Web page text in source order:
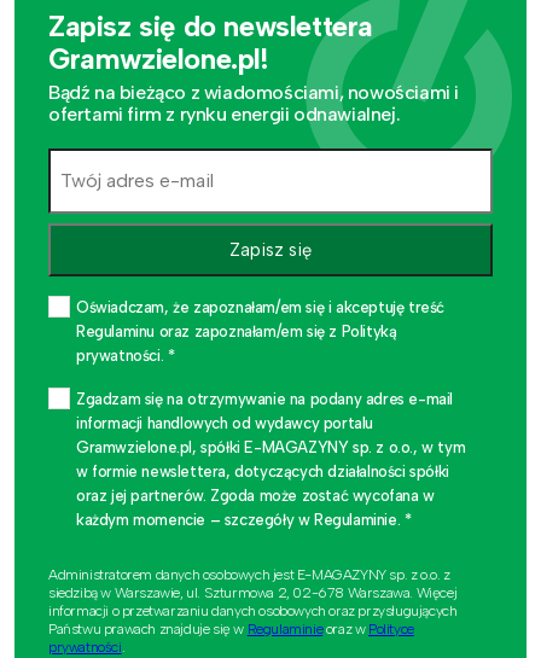
Zapisz się do newslettera
Gramwzielone.pl!
Bądź na bieżąco z wiadomościami, nowościami i
ofertami firm z rynku energii odnawialnej.
Zapisz się
Oświadczam, że zapoznałam/em się i akceptuję treść
Regulaminu oraz zapoznałam/em się z Polityką
prywatności. *
Zgadzam się na otrzymywanie na podany adres e-mail
informacji handlowych od wydawcy portalu
Gramwzielone.pl, spółki E-MAGAZYNY sp. z o.o., w tym
w formie newslettera, dotyczących działalności spółki
oraz jej partnerów. Zgoda może zostać wycofana w
każdym momencie – szczegóły w Regulaminie. *
Administratorem danych osobowych jest E-MAGAZYNY sp. z o.o. z
siedzibą w Warszawie, ul. Szturmowa 2, 02-678 Warszawa. Więcej
informacji o przetwarzaniu danych osobowych oraz przysługujących
Państwu prawach znajduje się w Regulaminieoraz w Polityce
prywatności.